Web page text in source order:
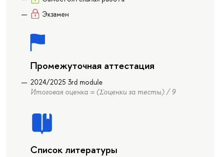
Экзамен
Промежуточная аттестация
2024/2025 3rd module
Итоговая оценка = (Σоценки за тесты) / 9
Список литературы